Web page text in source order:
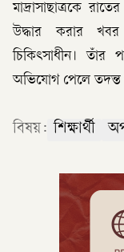
মাদ্রাসাছাত্রকে
উদ্ধার করার খবর
চিকিৎসাধীন। তাঁর
অভিযোগ পেলে তদন্ত
বিষয়: শিক্ষার্থী